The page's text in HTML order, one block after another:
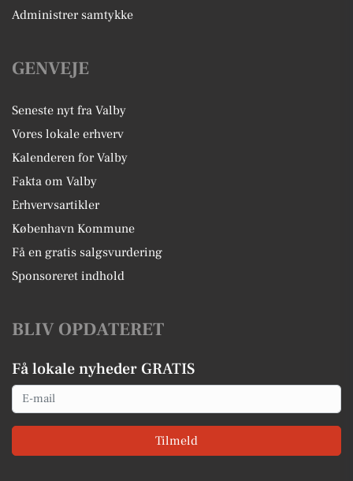
Administrer samtykke
GENVEJE
Seneste nyt fra Valby
Vores lokale erhverv
Kalenderen for Valby
Fakta om Valby
Erhvervsartikler
København Kommune
Få en gratis salgsvurdering
Sponsoreret indhold
BLIV OPDATERET
Få lokale nyheder GRATIS
Email
Tilmeld